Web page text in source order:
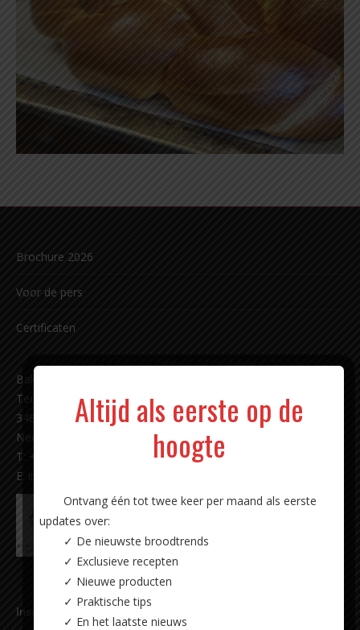
Brochure 2026
Voor de pers
Certificaten
Bakkerij Carl Siegert sinds 1891 b.v.
Techniekweg 11
3481 MK Harmelen
Nederland
T: +31 (0)348 - 44 18 87
E: info@carlsiegert.com
Inschrijven nieuwsbrief
Altijd als eerste op de
hoogte
Ontvang één tot twee keer per maand als eerste
updates over:
✓ De nieuwste broodtrends
✓ Exclusieve recepten
✓ Nieuwe producten
✓ Praktische tips
✓ En het laatste nieuws